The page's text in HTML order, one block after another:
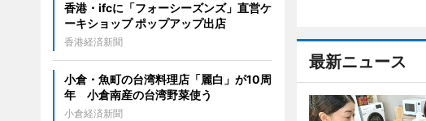
最新ニュース
香港・ifcに「フォーシーズンズ」直営ケ
ーキショップ ポップアップ出店
香港経済新聞
小倉・魚町の台湾料理店「麗白」が10周
年 小倉南産の台湾野菜使う
小倉経済新聞